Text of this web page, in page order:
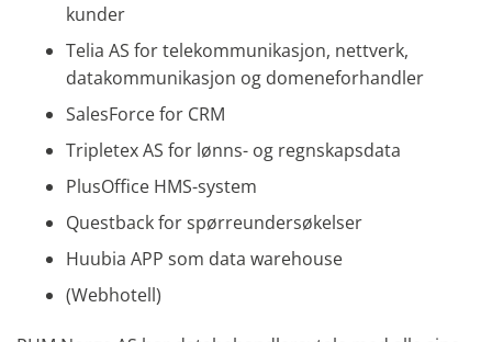
kunder
Telia AS for telekommunikasjon, nettverk,
datakommunikasjon og domeneforhandler
SalesForce for CRM
Tripletex AS for lønns- og regnskapsdata
PlusOffice HMS-system
Questback for spørreundersøkelser
Huubia APP som data warehouse
(Webhotell)